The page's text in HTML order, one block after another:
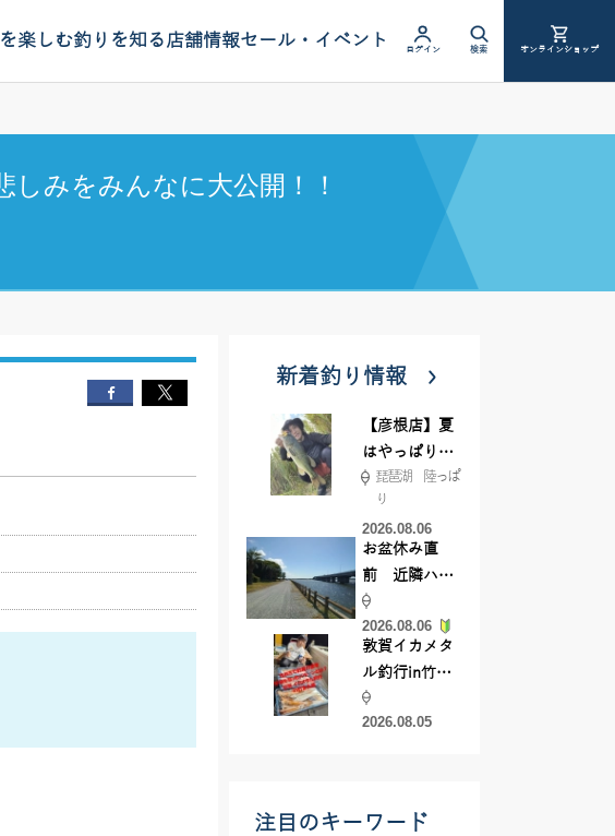
楽しむ釣りを知る店舗情報セール・イベント ログイン 検索 オンラインショップ
みをみんなに大公開！！
新着釣り情報
【彦根店】夏
はやっぱりカ
バー撃ち
【45cmキャ
ッチ】
琵琶湖 陸っぱ
り
2026.08.06
お盆休み直
前 近隣ハゼ
釣り場調査し
てきました
2026.08.06
敦賀イカメタ
ル釣行in竹宝
丸様 釣り方で
釣果が激変！
2026.08.05
注目のキーワード